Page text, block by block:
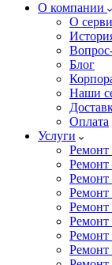
О компании
О
Блог
Наши
Оплата
Услуги
Ремонт
Ремонт
Ремонт
Ремонт
Ремонт
Ремонт
Ремонт